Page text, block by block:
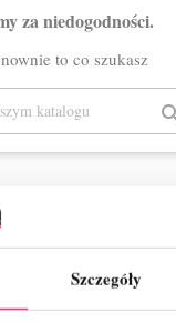
Szczegóły
za niedogodności.
to co szukasz
BEZPIECZNE